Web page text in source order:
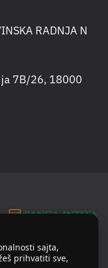
RADNJA N
7B/26, 18000
sajta,
prihvatiti sve,